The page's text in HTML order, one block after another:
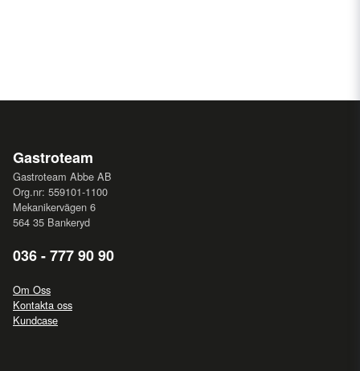
Gastroteam
Gastroteam Abbe AB
Org.nr: 559101-1100
Mekanikervägen 6
564 35 Bankeryd
036 - 777 90 90
Om Oss
Kontakta oss
Kundcase